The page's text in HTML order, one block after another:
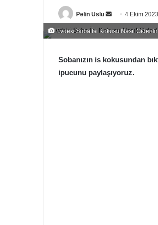
Pelin Uslu
Bir
posta
4 Ekim 2023
Evdeki Soba İsi Kokusu Nasıl
Sobanızın is kokusundan
ipucunu paylaşıyoruz.